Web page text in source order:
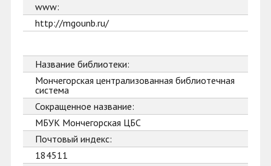
www:
http://mgounb.ru/
Название библиотеки:
Мончегорская централизованная библиотечная
система
Сокращенное название:
МБУК Мончегорская ЦБС
Почтовый индекс:
184511